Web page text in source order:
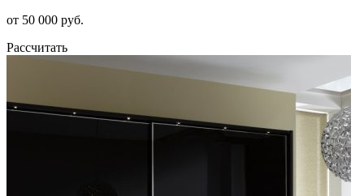
от 50 000 руб.
Рассчитать